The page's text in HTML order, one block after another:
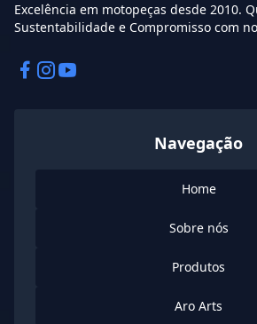
Excelência em motopeças desde 2010.
Sustentabilidade e Compromisso com
Facebook
Instagram
Navegação
Home
Sobre nós
Produtos
Aro Arts